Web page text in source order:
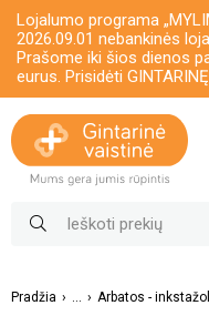
Lojalumo programa
2026.09.01 nebankinės
Prašome iki šios dienos
eurus. Prisidėti
Pradžia ... Arbatos -